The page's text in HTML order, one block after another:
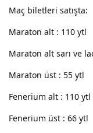
Maç biletleri satışta:
Maraton alt : 110 ytl
Maraton alt sarı ve
Maraton üst : 55 ytl
Fenerium alt : 110 ytl
Fenerium üst : 66 ytl